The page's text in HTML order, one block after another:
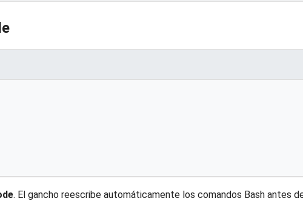
. El gancho reescribe automáticamente los comandos Bash antes